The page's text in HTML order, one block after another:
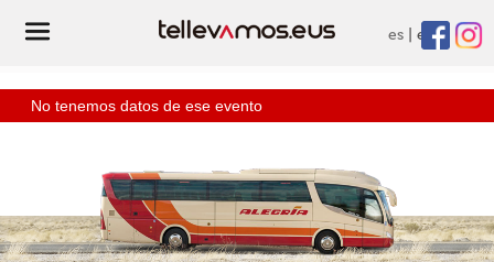
es eu
No tenemos datos de ese evento